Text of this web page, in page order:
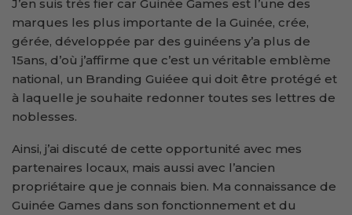
J’en suis très fier car Guinée Games est l’une des
marques les plus importante de la Guinée, crée,
gérée, développée par des guinéens y’a plus de
15ans, d’où j’affirme que c’est un véritable emblème
national, un Branding Guiéee qui doit être protégé et
à laquelle je souhaite redonner toutes ses lettres de
noblesses.
Ainsi, j’ai discuté de cette opportunité avec mes
partenaires locaux, mais aussi avec l’ancien
propriétaire que je connais bien. Ma connaissance de
Guinée Games dans son fonctionnement et du